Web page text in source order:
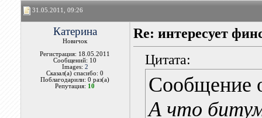
31.05.2011, 09:26
Катерина
Новичок
Регистрация: 18.05.2011
Сообщений: 10
Images: 2
Сказал(а) спасибо: 0
Поблагодарили: 0 раз(а)
Репутация: 10
Re: интересует
Цитата:
Сообщение
А что